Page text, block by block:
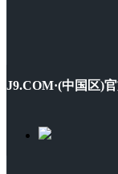
J9.COM·(中国区)